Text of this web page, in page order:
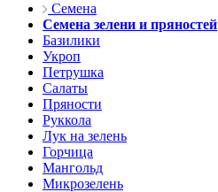
Семена
Семена зелени и пряностей
Базилики
Укроп
Петрушка
Салаты
Пряности
Руккола
Лук на зелень
Горчица
Мангольд
Микрозелень